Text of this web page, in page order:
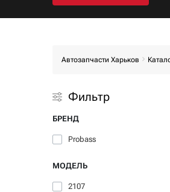
Автозапчасти Харьков
Фильтр
БРЕНД
Probass
МОДЕЛЬ
2107